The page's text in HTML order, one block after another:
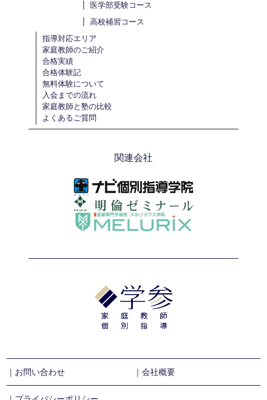
医学部受験コース
高校補習コース
指導対応エリア
家庭教師のご紹介
合格実績
合格体験記
無料体験について
入会までの流れ
家庭教師と塾の比較
よくあるご質問
関連会社
｜お問い合わせ ｜会社概要